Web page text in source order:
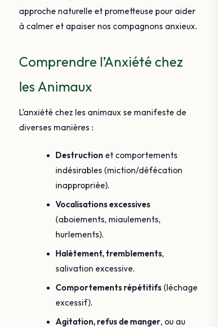
approche naturelle et prometteuse pour aider
à calmer et apaiser nos compagnons anxieux.
Comprendre l’Anxiété chez
les Animaux
L’anxiété chez les animaux se manifeste de
diverses manières :
Destruction et comportements
indésirables (miction/défécation
inappropriée).
Vocalisations excessives
(aboiements, miaulements,
hurlements).
Halètement, tremblements,
salivation excessive.
Comportements répétitifs (léchage
excessif).
Agitation, refus de manger, ou au